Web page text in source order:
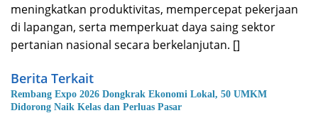
meningkatkan produktivitas, mempercepat pekerjaan
di lapangan, serta memperkuat daya saing sektor
pertanian nasional secara berkelanjutan. []
Berita Terkait
Rembang Expo 2026 Dongkrak Ekonomi Lokal, 50 UMKM
Didorong Naik Kelas dan Perluas Pasar